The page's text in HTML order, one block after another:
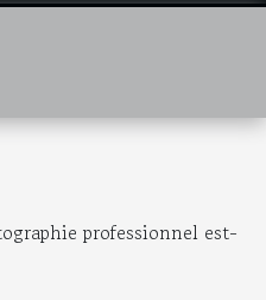
professionnel est-